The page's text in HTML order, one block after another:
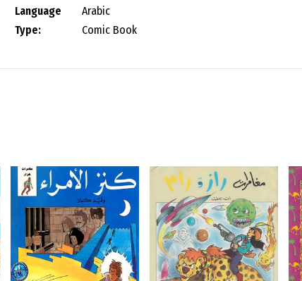
Language
Arabic
Type:
Comic Book